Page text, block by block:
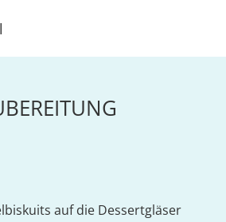
auf die Dessertgläser